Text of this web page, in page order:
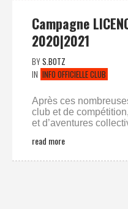
Campagne
2020|2021
BYS.BOTZ
IN INFO OFFICIELLE CLUB
Après ces
club et de
et d’aventures
read more